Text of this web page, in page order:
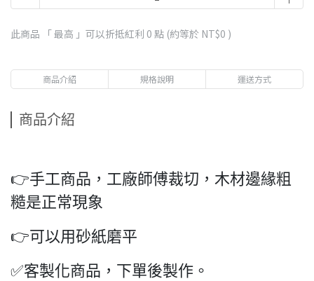
此商品 「 最高 」可以折抵紅利 0 點 (約等於 NT$0 )
商品介紹 規格說明 運送方式
商品介紹
👉手工商品，工廠師傅裁切，木材邊緣粗
糙是正常現象
👉可以用砂紙磨平
✅客製化商品，下單後製作。